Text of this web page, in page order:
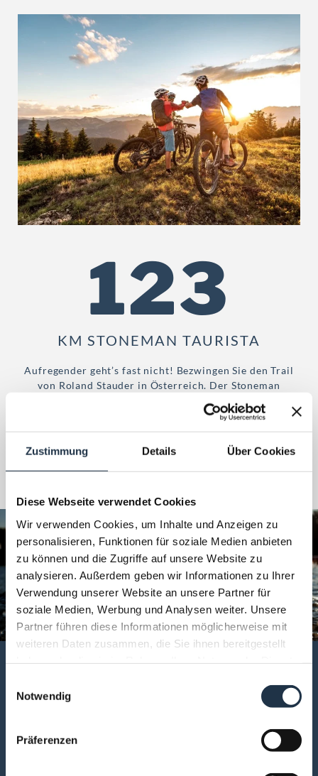
Zustimmung Details Über Cookies
Diese Webseite verwendet Cookies
Wir verwenden Cookies, um Inhalte und Anzeigen zu
personalisieren, Funktionen für soziale Medien anbieten
zu können und die Zugriffe auf unsere Website zu
analysieren. Außerdem geben wir Informationen zu Ihrer
Verwendung unserer Website an unsere Partner für
soziale Medien, Werbung und Analysen weiter. Unsere
Partner führen diese Informationen möglicherweise mit
weiteren Daten zusammen, die Sie ihnen bereitgestellt
Notwendig
Präferenzen
123
KM STONEMAN TAURISTA
Aufregender geht’s fast nicht! Bezwingen Sie den Trail
von Roland Stauder in Österreich. Der Stoneman
Taurista, der Sie auf 147 km über 4.700 Höhenmeter
über naturbelassene Almen zu atemberaubenden
Panoramen und spannenden Abfahrten führt.
MEHR DETAILS
Ein Sprung ins erfrischende Wasser? Kein Problem! Nur wenige